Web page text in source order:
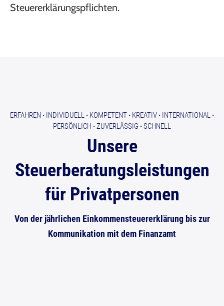
Steuererklärungspflichten.
ERFAHREN · INDIVIDUELL · KOMPETENT · KREATIV · INTERNATIONAL ·
PERSÖNLICH ·ZUVERLÄSSIG ·SCHNELL
Unsere
Steuerberatungsleistungen
für Privatpersonen
Von der jährlichen Einkommensteuererklärung bis zur
Kommunikation mit dem Finanzamt